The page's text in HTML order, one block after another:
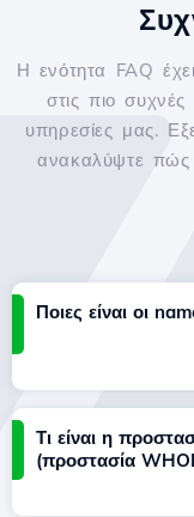
Η ενότητα FAQ
στις πιο συχνές
υπηρεσίες μας.
ανακαλύψτε
Ποιες είναι οι
Τι είναι η
(προστασία